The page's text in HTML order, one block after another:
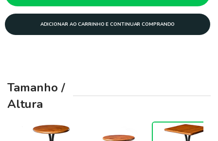
ADICIONAR AO CARRINHO E CONTINUAR COMPRANDO
Tamanho /
Altura